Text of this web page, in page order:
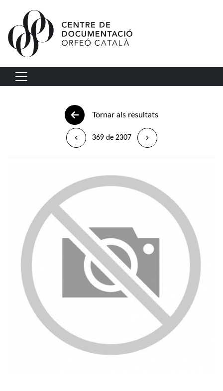
Vés al contingut
Navegació principal
Tornar als resultats
369 de 2307